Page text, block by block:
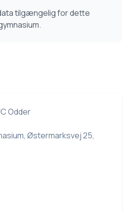
tilgængelig for dette
Odder
Østermarksvej 25,